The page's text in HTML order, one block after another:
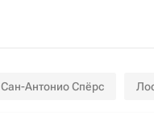
Сан-Антонио Спёрс